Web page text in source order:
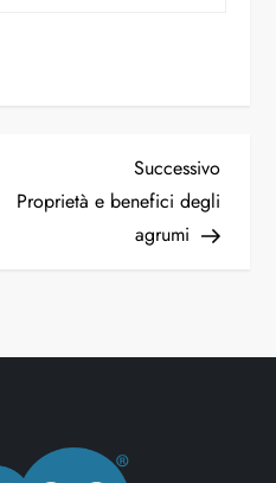
Successivo
Proprietà e benefici degli
agrumi